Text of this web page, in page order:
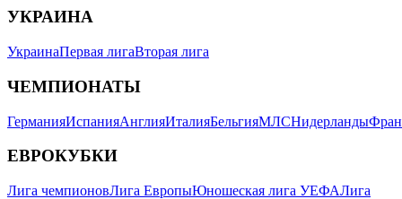
УКРАИНА
УкраинаПервая лигаВторая лига
ЧЕМПИОНАТЫ
ГерманияИспанияАнглияИталияБельгияМЛСНидерланды
ЕВРОКУБКИ
Лига чемпионовЛига ЕвропыЮношеская лига УЕФАЛига